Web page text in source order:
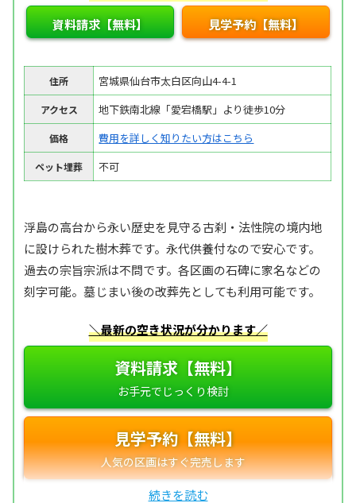
資料請求【無料】 見学予約【無料】
住所 宮城県仙台市太白区向山4-4-1
アクセス 地下鉄南北線「愛宕橋駅」より徒歩10分
価格 費用を詳しく知りたい方はこちら
ペット埋葬 不可
浮島の高台から永い歴史を見守る古刹・法性院の境内地
に設けられた樹木葬です。永代供養付なので安心です。
過去の宗旨宗派は不問です。各区画の石碑に家名などの
刻字可能。墓じまい後の改葬先としても利用可能です。
＼最新の空き状況が分かります／
資料請求【無料】
見学予約【無料】